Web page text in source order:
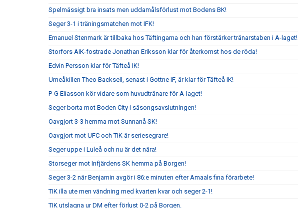
Spelmässigt bra insats men uddamålsförlust mot Bodens BK!
Seger 3-1 i träningsmatchen mot IFK!
Emanuel Stenmark är tillbaka hos Täftingarna och han förstärker tränarstaben i A-laget!
Storfors AIK-fostrade Jonathan Eriksson klar för återkomst hos de röda!
Edvin Persson klar för Täfteå IK!
Umeåkillen Theo Backsell, senast i Gottne IF, är klar för Täfteå IK!
P-G Eliasson kör vidare som huvudtränare för A-laget!
Seger borta mot Boden City i säsongsavslutningen!
Oavgjort 3-3 hemma mot Sunnanå SK!
Oavgjort mot UFC och TIK är seriesegrare!
Seger uppe i Luleå och nu är det nära!
Storseger mot Infjärdens SK hemma på Borgen!
Seger 3-2 när Benjamin avgör i 86:e minuten efter Amaals fina förarbete!
TIK illa ute men vändning med kvarten kvar och seger 2-1!
TIK utslagna ur DM efter förlust 0-2 på Borgen.